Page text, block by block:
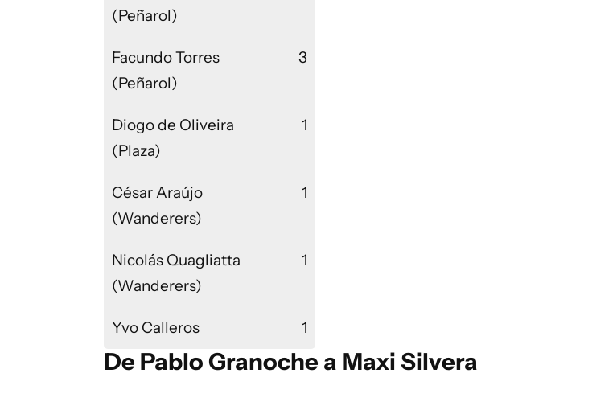
(Peñarol)
Facundo Torres
(Peñarol)
3
Diogo de Oliveira
(Plaza)
1
César Araújo
(Wanderers)
1
Nicolás Quagliatta
(Wanderers)
1
Yvo Calleros 1
De Pablo Granoche a Maxi Silvera